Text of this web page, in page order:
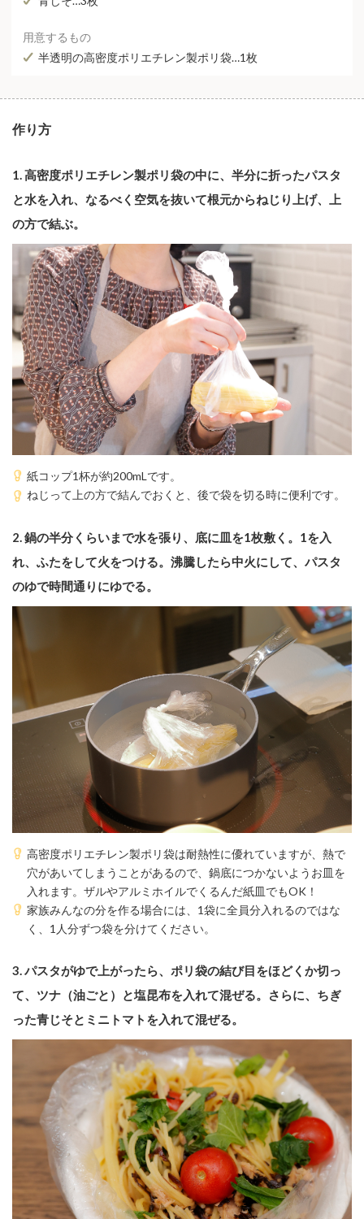
用意するもの
半透明の高密度ポリエチレン製ポリ袋…1枚
作り方
1. 高密度ポリエチレン製ポリ袋の中に、半分に折ったパスタ
と水を入れ、なるべく空気を抜いて根元からねじり上げ、上
の方で結ぶ。
紙コップ1杯が約200mLです。
ねじって上の方で結んでおくと、後で袋を切る時に便利です。
2. 鍋の半分くらいまで水を張り、底に皿を1枚敷く。1を入
れ、ふたをして火をつける。沸騰したら中火にして、パスタ
のゆで時間通りにゆでる。
高密度ポリエチレン製ポリ袋は耐熱性に優れていますが、熱で
穴があいてしまうことがあるので、鍋底につかないようお皿を
入れます。ザルやアルミホイルでくるんだ紙皿でもOK！
家族みんなの分を作る場合には、1袋に全員分入れるのではな
く、1人分ずつ袋を分けてください。
3. パスタがゆで上がったら、ポリ袋の結び目をほどくか切っ
て、ツナ（油ごと）と塩昆布を入れて混ぜる。さらに、ちぎ
った青じそとミニトマトを入れて混ぜる。